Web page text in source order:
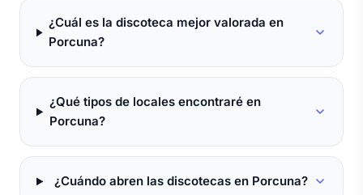
¿Cuál es la discoteca mejor valorada en
Porcuna?
¿Qué tipos de locales encontraré en
Porcuna?
¿Cuándo abren las discotecas en Porcuna?